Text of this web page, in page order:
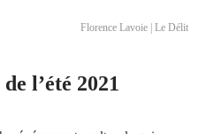
Florence Lavoie | Le Délit
l’été 2021